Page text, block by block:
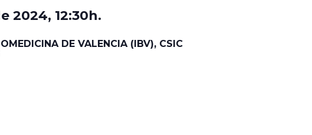
2024, 12:30h.
DE VALENCIA (IBV), CSIC